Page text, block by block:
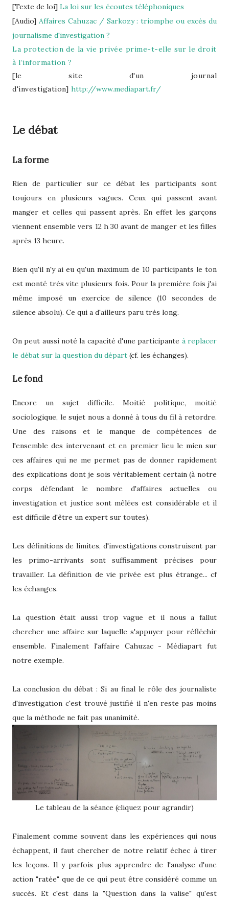
[Texte de loi] La loi sur les écoutes téléphoniques
[Audio] Affaires Cahuzac / Sarkozy : triomphe ou excès du
journalisme d'investigation ?
La protection de la vie privée prime-t-elle sur le droit
à l’information ?
[le site d'un journal
d'investigation] http://www.mediapart.fr/
Le débat
La forme
Rien de particulier sur ce débat les participants sont
toujours en plusieurs vagues. Ceux qui passent avant
manger et celles qui passent après. En effet les garçons
viennent ensemble vers 12 h 30 avant de manger et les filles
après 13 heure.
Bien qu'il n'y ai eu qu'un maximum de 10 participants le ton
est monté très vite plusieurs fois. Pour la première fois j'ai
même imposé un exercice de silence (10 secondes de
silence absolu). Ce qui a d'ailleurs paru très long.
On peut aussi noté la capacité d'une participante à replacer
le débat sur la question du départ (cf. les échanges).
Le fond
Encore un sujet difficile. Moitié politique, moitié
sociologique, le sujet nous a donné à tous du fil à retordre.
Une des raisons et le manque de compétences de
l'ensemble des intervenant et en premier lieu le mien sur
ces affaires qui ne me permet pas de donner rapidement
des explications dont je sois véritablement certain (à notre
corps défendant le nombre d'affaires actuelles ou
investigation et justice sont mêlées est considérable et il
est difficile d'être un expert sur toutes).
Les définitions de limites, d'investigations construisent par
les primo-arrivants sont suffisamment précises pour
travailler. La définition de vie privée est plus étrange... cf
les échanges.
La question était aussi trop vague et il nous a fallut
chercher une affaire sur laquelle s'appuyer pour réfléchir
ensemble. Finalement l'affaire Cahuzac - Médiapart fut
notre exemple.
La conclusion du débat : Si au final le rôle des journaliste
d'investigation c'est trouvé justifié il n'en reste pas moins
que la méthode ne fait pas unanimité.
Le tableau de la séance (cliquez pour agrandir)
Finalement comme souvent dans les expériences qui nous
échappent, il faut chercher de notre relatif échec à tirer
les leçons. Il y parfois plus apprendre de l'analyse d'une
action "ratée" que de ce qui peut être considéré comme un
succès. Et c'est dans la "Question dans la valise" qu'est